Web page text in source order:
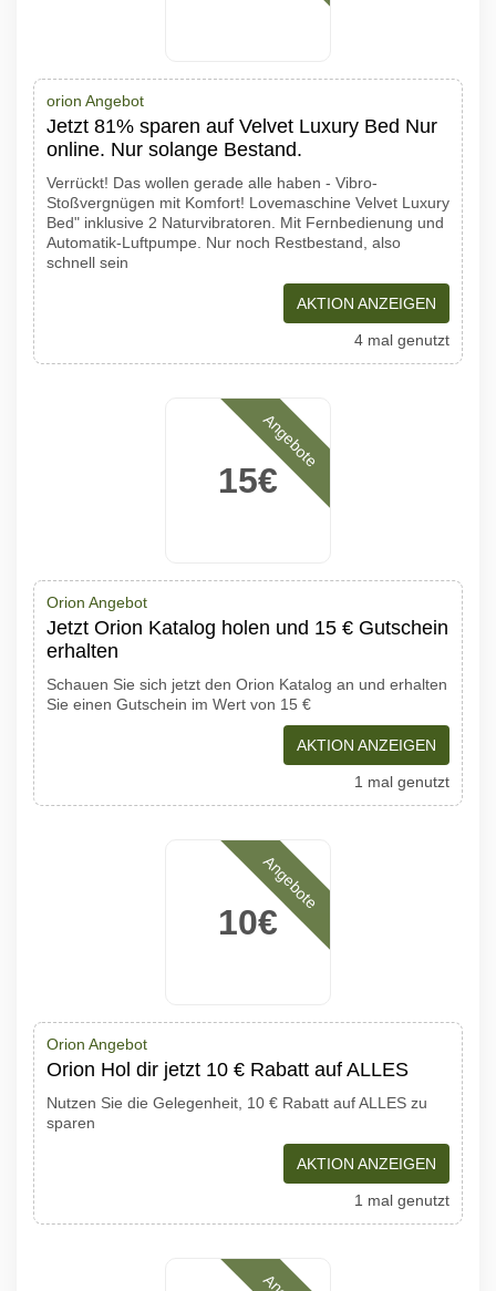
orion Angebot
Jetzt 81% sparen auf Velvet Luxury Bed Nur
online. Nur solange Bestand.
Verrückt! Das wollen gerade alle haben - Vibro-
Stoßvergnügen mit Komfort! Lovemaschine Velvet Luxury
Bed" inklusive 2 Naturvibratoren. Mit Fernbedienung und
Automatik-Luftpumpe. Nur noch Restbestand, also
schnell sein
AKTION ANZEIGEN
4 mal genutzt
15€
Angebote
Orion Angebot
Jetzt Orion Katalog holen und 15 € Gutschein
erhalten
Schauen Sie sich jetzt den Orion Katalog an und erhalten
Sie einen Gutschein im Wert von 15 €
AKTION ANZEIGEN
1 mal genutzt
10€
Angebote
Orion Angebot
Orion Hol dir jetzt 10 € Rabatt auf ALLES
Nutzen Sie die Gelegenheit, 10 € Rabatt auf ALLES zu
sparen
AKTION ANZEIGEN
1 mal genutzt